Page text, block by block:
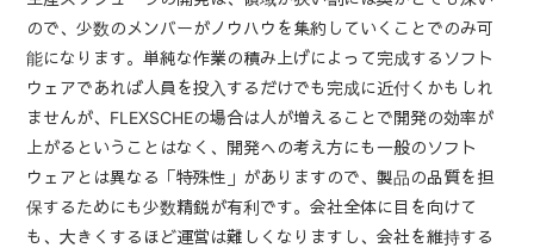
ので、少数のメンバーがノウハウを集約していくことでのみ可
能になります。単純な作業の積み上げによって完成するソフト
ウェアであれば人員を投入するだけでも完成に近付くかもしれ
ませんが、FLEXSCHEの場合は人が増えることで開発の効率が
上がるということはなく、開発への考え方にも一般のソフト
ウェアとは異なる「特殊性」がありますので、製品の品質を担
保するためにも少数精鋭が有利です。会社全体に目を向けて
も、大きくするほど運営は難しくなりますし、会社を維持する